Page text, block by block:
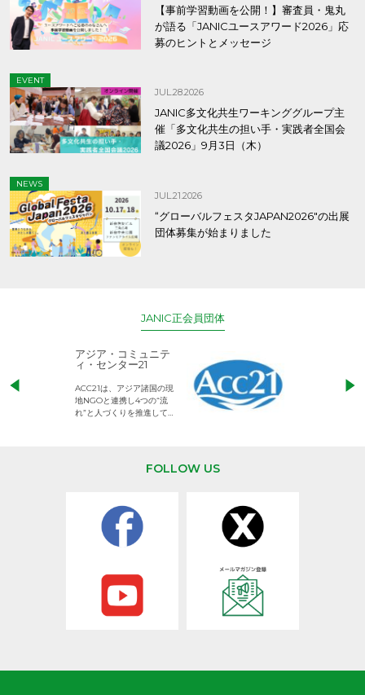
【事前学習動画を公開！】審査員・鬼丸
が語る「JANICユースアワード2026」応
募のヒントとメッセージ
EVENT
JUL.28.2026
JANIC多文化共生ワーキンググループ主
催「多文化共生の担い手・実践者全国会
議2026」9月3日（木）
NEWS
JUL.21.2026
“グローバルフェスタJAPAN2026″の出展
団体募集が始まりました
JANIC正会員団体
アジア・コミュニテ
ィ・センター21
ACC21は、アジア諸国の現
地NGOと連携し4つの“流
れ”と人づくりを推進してい
児童労働のない
権利が守られた
FOLLOW US